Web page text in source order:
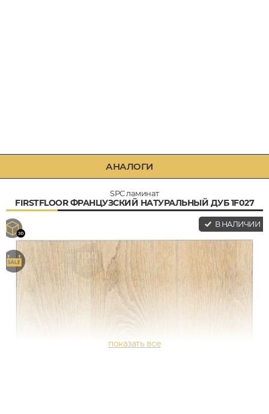
АНАЛОГИ
SPC ламинат
FIRSTFLOOR ФРАНЦУЗСКИЙ НАТУРАЛЬНЫЙ ДУБ 1F027
В НАЛИЧИИ